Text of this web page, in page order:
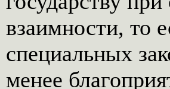
взаимности, то
специальных
менее